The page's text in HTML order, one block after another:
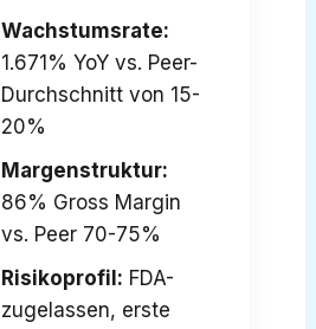
Wachstumsrate:
1.671% YoY vs. Peer-
Durchschnitt von 15-
20%
Margenstruktur:
86% Gross Margin
vs. Peer 70-75%
Risikoprofil: FDA-
zugelassen, erste